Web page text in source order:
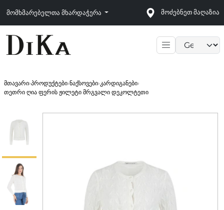
მომხმარებელთა მხარდაჭერა მოძებნეთ მაღაზია
მთავარი›პროდუქტები›ნაქსოვები›კარდიგანები›
თეთრი ღია ფერის ჟილეტი მრგვალი დეკოლტეთი